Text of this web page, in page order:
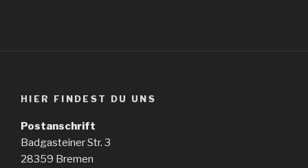
HIER FINDEST DU UNS
Postanschrift
Badgasteiner Str. 3
28359 Bremen